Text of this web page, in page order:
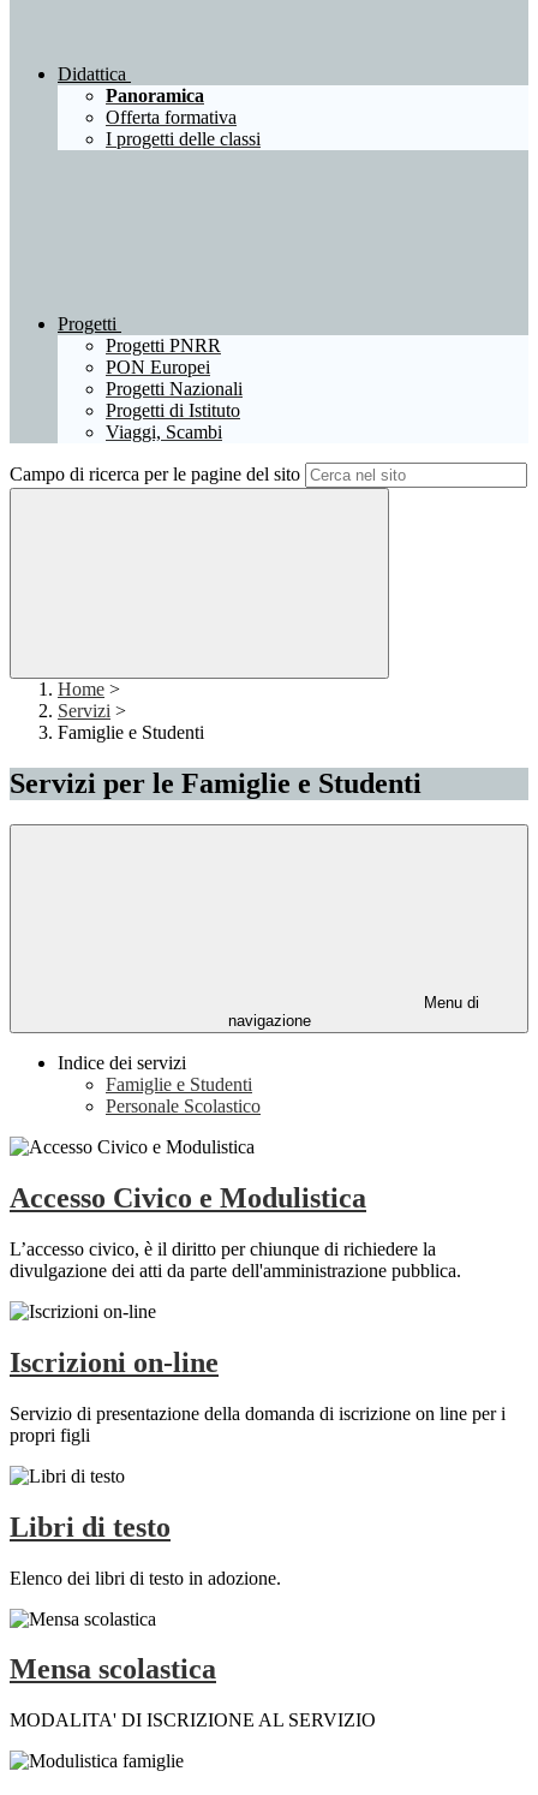
Didattica
Panoramica
Offerta formativa
I progetti delle classi
Progetti
Progetti PNRR
PON Europei
Progetti Nazionali
Progetti di Istituto
Viaggi, Scambi
Campo di ricerca per le pagine del sito
Home >
Servizi >
Famiglie e Studenti
Servizi per le Famiglie e Studenti
Menu di
navigazione
Indice dei servizi
Famiglie e Studenti
Personale Scolastico
Accesso Civico e Modulistica
L’accesso civico, è il diritto per chiunque di richiedere la
divulgazione dei atti da parte dell'amministrazione pubblica.
Iscrizioni on-line
Servizio di presentazione della domanda di iscrizione on line per i
propri figli
Libri di testo
Elenco dei libri di testo in adozione.
Mensa scolastica
MODALITA' DI ISCRIZIONE AL SERVIZIO